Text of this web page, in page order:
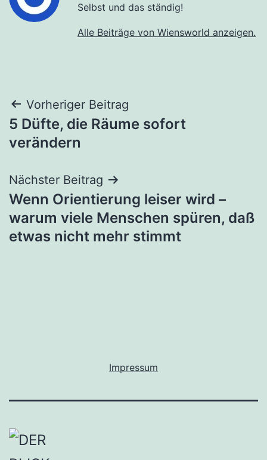
Selbst und das ständig!
Alle Beiträge von Wiensworld anzeigen.
Beitragsnavigation
Vorheriger Beitrag
5 Düfte, die Räume sofort
verändern
Nächster Beitrag
Wenn Orientierung leiser wird –
warum viele Menschen spüren, daß
etwas nicht mehr stimmt
Impressum